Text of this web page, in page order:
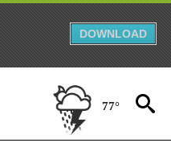
DOWNLOAD
77°